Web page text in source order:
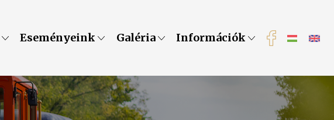
Galéria Információk
Eseményeink